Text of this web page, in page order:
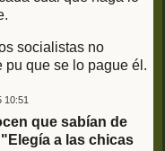
socialistas no
pu que se lo pague él.
10:51
que sabían de
a las chicas